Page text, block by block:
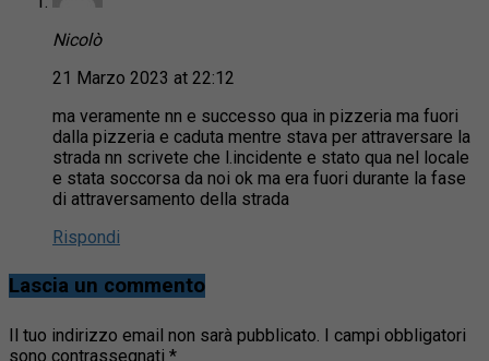
Nicolò
21 Marzo 2023 at 22:12
ma veramente nn e successo qua in pizzeria ma fuori
dalla pizzeria e caduta mentre stava per attraversare la
strada nn scrivete che l.incidente e stato qua nel locale
e stata soccorsa da noi ok ma era fuori durante la fase
di attraversamento della strada
Rispondi
Lascia un commento
Il tuo indirizzo email non sarà pubblicato.
I campi obbligatori
sono contrassegnati *